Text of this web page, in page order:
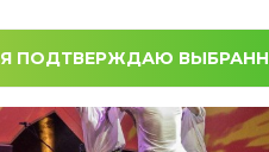
Я ПОДТВЕРЖДАЮ